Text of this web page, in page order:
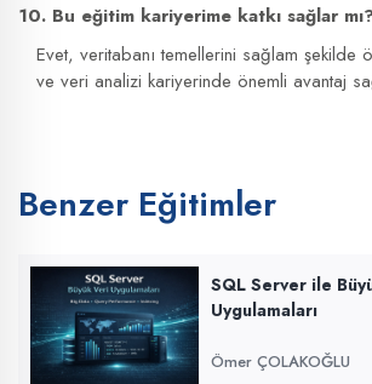
10. Bu eğitim kariyerime katkı sağlar
Evet, veritabanı temellerini sağlam şekilde
ve veri analizi kariyerinde önemli avantaj
Benzer Eğitimler
SQL Server ile
Uygulamaları
Ömer ÇOLAKOĞLU